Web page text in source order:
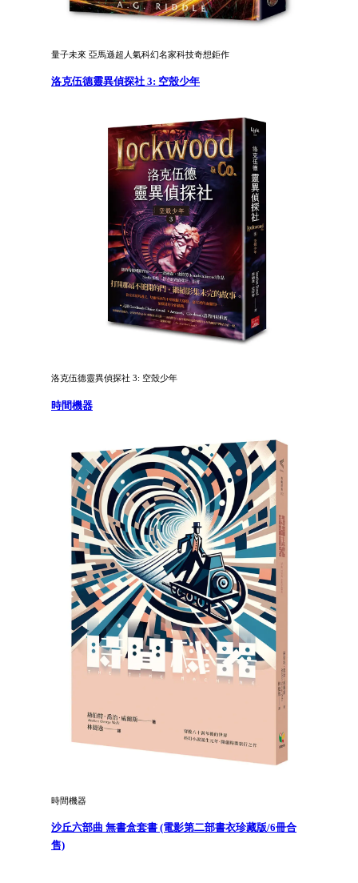
量子未來 亞馬遜超人氣科幻名家科技奇想鉅作
洛克伍德靈異偵探社 3: 空殼少年
洛克伍德靈異偵探社 3: 空殼少年
時間機器
時間機器
沙丘六部曲 無書盒套書 (電影第二部書衣珍藏版/6冊合
售)